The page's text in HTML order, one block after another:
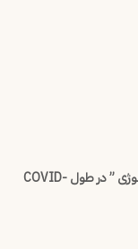
۴ نکته ساده برای جلوگیری از ایجاد “درد گردن تکنولوژی ” در طول COVID-